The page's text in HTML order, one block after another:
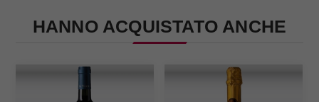
HANNO ACQUISTATO ANCHE